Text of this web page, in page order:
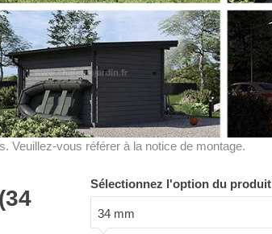
Veuillez-vous référer à la notice de montage.
Sélectionnez l'option du produit
34 mm